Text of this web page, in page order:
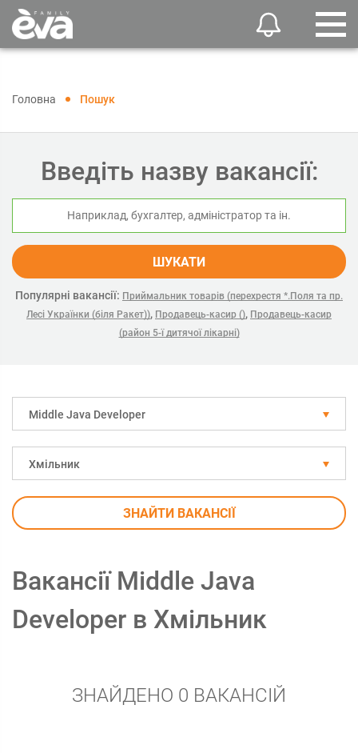
Головна Пошук
Введіть назву вакансії:
ШУКАТИ
Популярні вакансії: Приймальник товарів (перехрестя *.Поля та пр.
Лесі Українки (біля Ракет)), Продавець-касир (), Продавець-касир
(район 5-ї дитячої лікарні)
Middle Java Developer
Хмільник
ЗНАЙТИ ВАКАНСІЇ
Вакансії Middle Java
Developer в Хмільник
ЗНАЙДЕНО 0 ВАКАНСІЙ